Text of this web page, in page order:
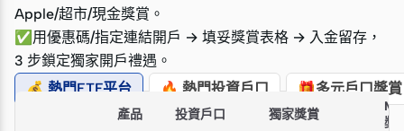
Apple/超市/現金獎賞。
✅用優惠碼/指定連結開戶 → 填妥獎賞表格 → 入金留存，
3 步鎖定獨家開戶禮遇。
💰 熱門ETF平台
🔥 熱門投資戶口 🎁多元戶口獎賞
產品 投資戶口 獨家獎賞
獎